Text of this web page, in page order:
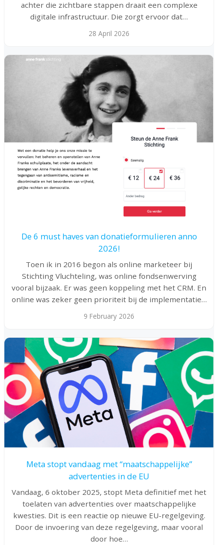
achter die zichtbare stappen draait een complexe
digitale infrastructuur. Die zorgt ervoor dat…
28 April 2026
De 6 must haves van donatieformulieren anno
2026!
Toen ik in 2016 begon als online marketeer bij
Stichting Vluchteling, was online fondsenwerving
vooral bijzaak. Er was geen koppeling met het CRM. En
online was zeker geen prioriteit bij de implementatie…
9 February 2026
Meta stopt vandaag met “maatschappelijke”
advertenties in de EU
Vandaag, 6 oktober 2025, stopt Meta definitief met het
toelaten van advertenties over maatschappelijke
kwesties. Dit is een reactie op nieuwe EU-regelgeving.
Door de invoering van deze regelgeving, maar vooral
door hoe…